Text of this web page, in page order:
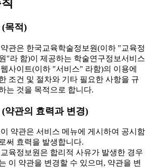
목적)
관은 한국교육학술정보원(이하 "교육정
"라 함)이 제공하는 학술연구정보서비스
사이트(이하 "서비스" 라함)의 이용에
조건 및 절차와 기타 필요한 사항을 규
는 것을 목적으로 합니다.
약관의 효력과 변경)
약관은 서비스 메뉴에 게시하여 공시함
써 효력을 발생합니다.
육정보원은 합리적 사유가 발생한 경우
이 약관을 변경할 수 있으며, 약관을 변